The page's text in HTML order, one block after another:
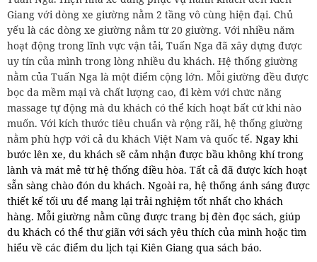
Giang với dòng xe giường nằm 2 tầng vô cùng hiện đại. Chủ
yếu là các dòng xe giường nằm từ 20 giường. Với nhiều năm
hoạt động trong lĩnh vực vận tải, Tuấn Nga đã xây dựng được
uy tín của mình trong lòng nhiều du khách. Hệ thống giường
nằm của Tuấn Nga là một điểm cộng lớn. Mỗi giường đều được
bọc da mềm mại và chất lượng cao, đi kèm với chức năng
massage tự động mà du khách có thể kích hoạt bất cứ khi nào
muốn. Với kích thước tiêu chuẩn và rộng rãi, hệ thống giường
nằm phù hợp với cả du khách Việt Nam và quốc tế. Ngay khi
bước lên xe, du khách sẽ cảm nhận được bầu không khí trong
lành và mát mẻ từ hệ thống điều hòa. Tất cả đã được kích hoạt
sẵn sàng chào đón du khách. Ngoài ra, hệ thống ánh sáng được
thiết kế tối ưu để mang lại trải nghiệm tốt nhất cho khách
hàng. Mỗi giường nằm cũng được trang bị đèn đọc sách, giúp
du khách có thể thư giãn với sách yêu thích của mình hoặc tìm
hiểu về các điểm du lịch tại Kiên Giang qua sách báo.